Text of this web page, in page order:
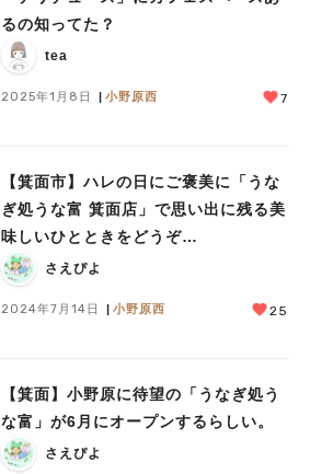
るの知ってた？
tea
2025年1月8日 小野原西 7
【箕面市】ハレの日にご褒美に「うな
ぎ処うな富 箕面店」で思い出に残る美
味しいひとときをどうぞ…
さえぴよ
2024年7月14日 小野原西 25
【箕面】小野原に待望の「うなぎ処う
な富」が6月にオープンするらしい。
さえぴよ